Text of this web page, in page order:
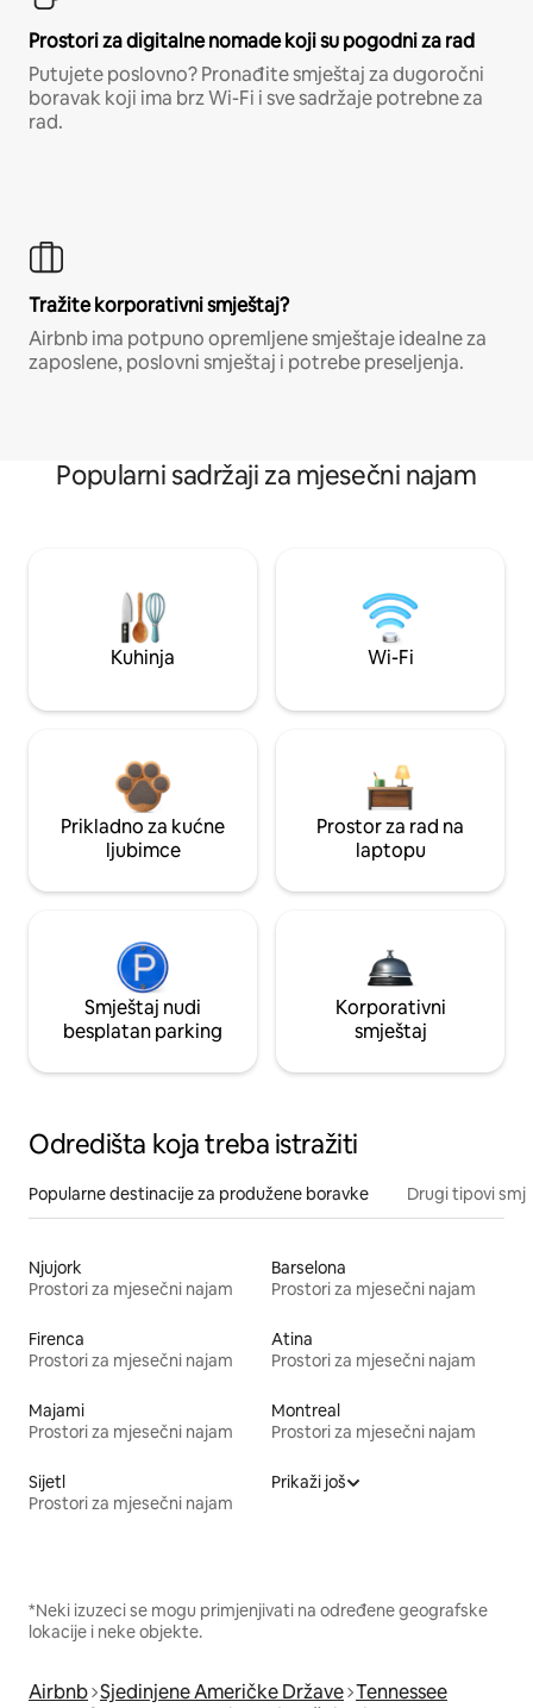
Prostori za digitalne nomade koji su pogodni za rad
Putujete poslovno? Pronađite smještaj za dugoročni
boravak koji ima brz Wi-Fi i sve sadržaje potrebne za
rad.
Tražite korporativni smještaj?
Airbnb ima potpuno opremljene smještaje idealne za
zaposlene, poslovni smještaj i potrebe preseljenja.
Popularni sadržaji za mjesečni najam
Kuhinja Wi-Fi
Prikladno za kućne
ljubimce
Prostor za rad na
laptopu
Smještaj nudi
besplatan parking
Korporativni
smještaj
Odredišta koja treba istražiti
Popularne destinacije za produžene boravke Drugi tipovi
Njujork
Prostori za mjesečni najam
Barselona
Prostori za mjesečni najam
Firenca
Prostori za mjesečni najam
Atina
Prostori za mjesečni najam
Majami
Prostori za mjesečni najam
Montreal
Prostori za mjesečni najam
Sijetl
Prostori za mjesečni najam
Prikaži još
*Neki izuzeci se mogu primjenjivati na određene geografske
lokacije i neke objekte.
Airbnb Sjedinjene Američke Države Tennessee